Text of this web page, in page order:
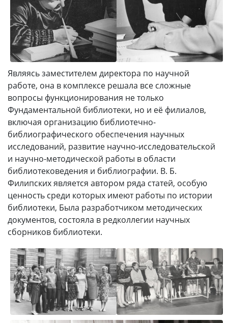
Являясь заместителем директора по научной
работе, она в комплексе решала все сложные
вопросы функционирования не только
Фундаментальной библиотеки, но и её филиалов,
включая организацию библиотечно-
библиографического обеспечения научных
исследований, развитие научно-исследовательской
и научно-методической работы в области
библиотековедения и библиографии. В. Б.
Филипских является автором ряда статей, особую
ценность среди которых имеют работы по истории
библиотеки, Была разработчиком методических
документов, состояла в редколлегии научных
сборников библиотеки.